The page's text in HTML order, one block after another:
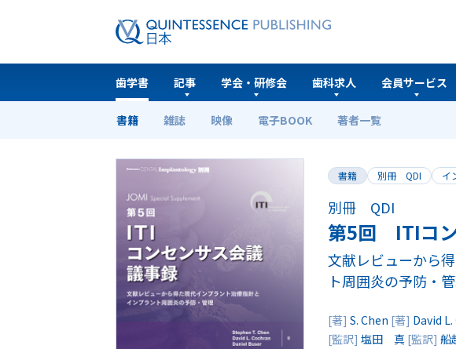
歯学書
書籍 雑誌 映像 電子BOOK 著者一覧
記事 学会・研修会 歯科求人 会員サービス
ホーム 歯学書 第5回 ITIコンセンサス会議議事録
書籍 別冊 QDI イ
別冊 QDI
第5回 ITIコン
文献レビューから
ト周囲炎の予防・
[著] S. Chen [著] David
[監訳] 塩田 真 [監訳] 船